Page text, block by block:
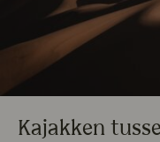
Kajakken